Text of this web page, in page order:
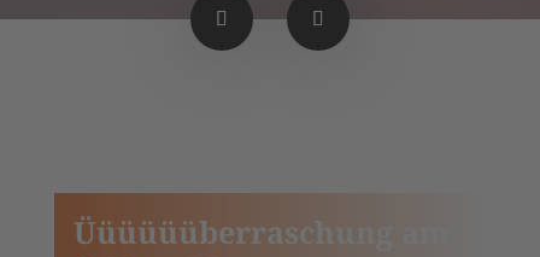
Üüüüüüberraschung am